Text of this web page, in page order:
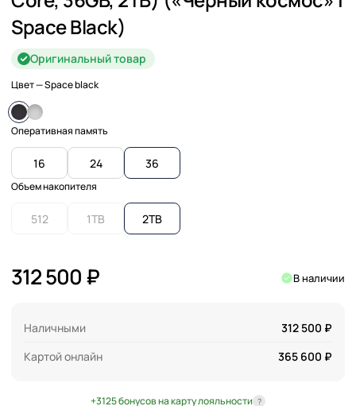
Space Black)
Оригинальный товар
Цвет— Space black
Оперативная память
16 24 36
Объем накопителя
512 1TB 2TB
312 500 ₽ В наличии
Наличными
312 500 ₽
Картой онлайн
365 600 ₽
+3125 бонусов на карту лояльности ?